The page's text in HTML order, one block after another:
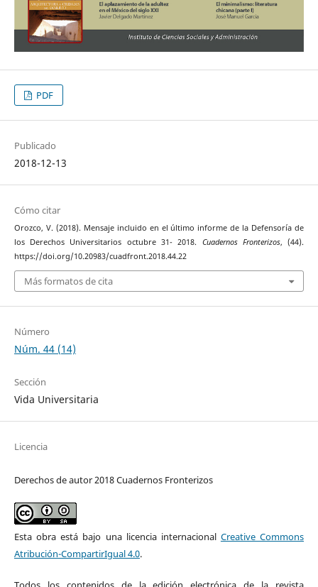
PDF
Publicado
2018-12-13
Cómo citar
Orozco, V. (2018). Mensaje incluido en el último informe de la Defensoría de
los Derechos Universitarios octubre 31- 2018. Cuadernos Fronterizos, (44).
https://doi.org/10.20983/cuadfront.2018.44.22
Más formatos de cita
Número
Núm. 44 (14)
Sección
Vida Universitaria
Licencia
Derechos de autor 2018 Cuadernos Fronterizos
Esta obra está bajo una licencia internacional Creative Commons
Atribución-CompartirIgual 4.0.